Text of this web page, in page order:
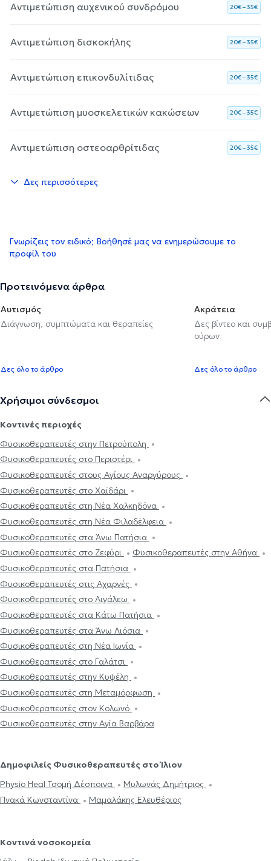
Αντιμετώπιση αυχενικού συνδρόμου 20€ – 35€
Αντιμετώπιση δισκοκήλης 20€ – 35€
Αντιμετώπιση επικονδυλίτιδας 20€ – 35€
Αντιμετώπιση μυοσκελετικών κακώσεων 20€ – 35€
Αντιμετώπιση οστεοαρθρίτιδας 20€ – 35€
Δες περισσότερες
Γνωρίζεις τον ειδικό; Βοήθησέ μας να ενημερώσουμε το
προφίλ του
Προτεινόμενα άρθρα
Αυτισμός
Διάγνωση, συμπτώματα και θεραπείες
Δες όλο το άρθρο
Ακράτεια
Δες βίντεο και
ούρων
Δες όλο το άρθρο
Χρήσιμοι σύνδεσμοι
Κοντινές περιοχές
Φυσικοθεραπευτές στην Πετρούπολη
Φυσικοθεραπευτές στο Περιστέρι
Φυσικοθεραπευτές στους Αγίους Αναργύρους
Φυσικοθεραπευτές στο Χαϊδάρι
Φυσικοθεραπευτές στη Νέα Χαλκηδόνα
Φυσικοθεραπευτές στη Νέα Φιλαδέλφεια
Φυσικοθεραπευτές στα Άνω Πατήσια
Φυσικοθεραπευτές στο Ζεφύρι
Φυσικοθεραπευτές στην Αθήνα
Φυσικοθεραπευτές στα Πατήσια
Φυσικοθεραπευτές στις Αχαρνές
Φυσικοθεραπευτές στο Αιγάλεω
Φυσικοθεραπευτές στα Κάτω Πατήσια
Φυσικοθεραπευτές στα Άνω Λιόσια
Φυσικοθεραπευτές στη Νέα Ιωνία
Φυσικοθεραπευτές στο Γαλάτσι
Φυσικοθεραπευτές στην Κυψέλη
Φυσικοθεραπευτές στη Μεταμόρφωση
Φυσικοθεραπευτές στον Κολωνό
Φυσικοθεραπευτές στην Αγία Βαρβάρα
Δημοφιλείς Φυσικοθεραπευτές στο Ίλιον
Physio Heal Τσομή Δέσποινα
Μυλωνάς Δημήτριος
Πνακά Κωνσταντίνα
Μαμαλάκης Ελευθέριος
Κοντινά νοσοκομεία